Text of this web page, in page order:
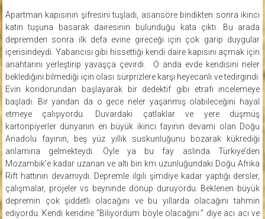
Apartman kapısının şifresini tuşladı, asansöre bindikten sonra ikinci
katın tuşuna basarak dairesinin bulunduğu kata çıktı. Bu arada
depremden sonra ilk defa evine gireceği için çok garip duygular
içerisindeydi. Yabancısı gibi hissettiği kendi daire kapısını açmak için
anahtarını yerleştirip yavaşça çevirdi. O anda evde kendisini neler
beklediğini bilmediği için olası sürprizlere karşı heyecanlı ve tedirgindi.
Evin koridorundan başlayarak bir dedektif gibi etrafı incelemeye
başladı. Bir yandan da o gece neler yaşanmış olabileceğini hayal
etmeye çalışıyordu. Duvardaki çatlaklar ve yere düşmüş
kartonpiyerler dünyanın en büyük ikinci fayının devamı olan Doğu
Anadolu fayının, beş yüz yıllık suskunluğunu bozarak kükrediği
anlamına gelmekteydi. Öyle ya bu fay aslında Türkiye’den
Mozambik’e kadar uzanan ve altı bin km uzunluğundaki Doğu Afrika
Rift hattının devamıydı. Depremle ilgili şimdiye kadar yaptığı dersler,
çalışmalar, projeler vs beyninde dönüp duruyordu. Beklenen büyük
depremin çok şiddetli olacağını ve bu yıllarda olacağını tahmin
ediyordu. Kendi kendine “Biliyordum böyle olacağını.” diye acı acı ve